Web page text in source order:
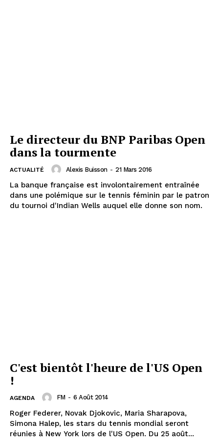
Le directeur du BNP Paribas Open
dans la tourmente
ACTUALITÉ Alexis Buisson - 21 Mars 2016
La banque française est involontairement entraînée
dans une polémique sur le tennis féminin par le patron
du tournoi d'Indian Wells auquel elle donne son nom.
C'est bientôt l'heure de l'US Open
!
AGENDA FM - 6 Août 2014
Roger Federer, Novak Djokovic, Maria Sharapova,
Simona Halep, les stars du tennis mondial seront
réunies à New York lors de l'US Open. Du 25 août...